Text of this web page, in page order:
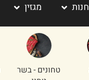
חנות מגזין
טחונים - בשר